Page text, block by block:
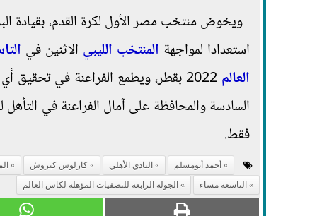
ويخوض منتخب مصر الأول لكرة القدم، بقيادة
استعدادا لمواجهة المنتخب الليبي الاثنين في
العالم
2022 بقطر، ويطمع الفراعنة في
السادسة والمحافظة على آمال الفراعنة في
فقط.
أحمد أبومسلم النادي الأهلي كارلوس كيروش
التاسعة مساء
الجولة الرابعة للتصفيات المؤهلة لكاس العالم